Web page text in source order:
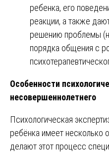
ребенка, его
реакции, а также
решению проблемы
порядка общения с
Особенности
несовершеннолетнего
Психологическая
ребёнка имеет несколько
делают этот процесс